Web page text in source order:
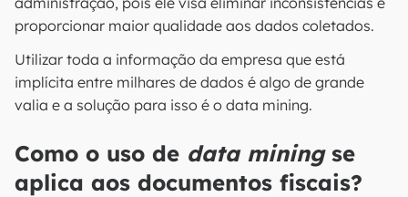
proporcionar maior qualidade aos dados coletados.
Utilizar toda a informação da empresa que está
implícita entre milhares de dados é algo de grande
valia e a solução para isso é o data mining.
Como o uso de data miningse
aplica aos documentos fiscais?